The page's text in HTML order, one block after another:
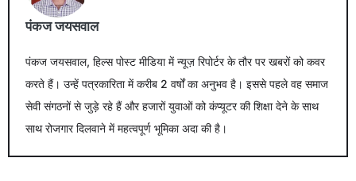
पंकज जयसवाल
पंकज जयसवाल, हिल्स पोस्ट मीडिया में न्यूज़ रिपोर्टर के तौर पर खबरों को कवर
करते हैं। उन्हें पत्रकारिता में करीब 2 वर्षों का अनुभव है। इससे पहले वह समाज
सेवी संगठनों से जुड़े रहे हैं और हजारों युवाओं को कंप्यूटर की शिक्षा देने के साथ
साथ रोजगार दिलवाने में महत्वपूर्ण भूमिका अदा की है।